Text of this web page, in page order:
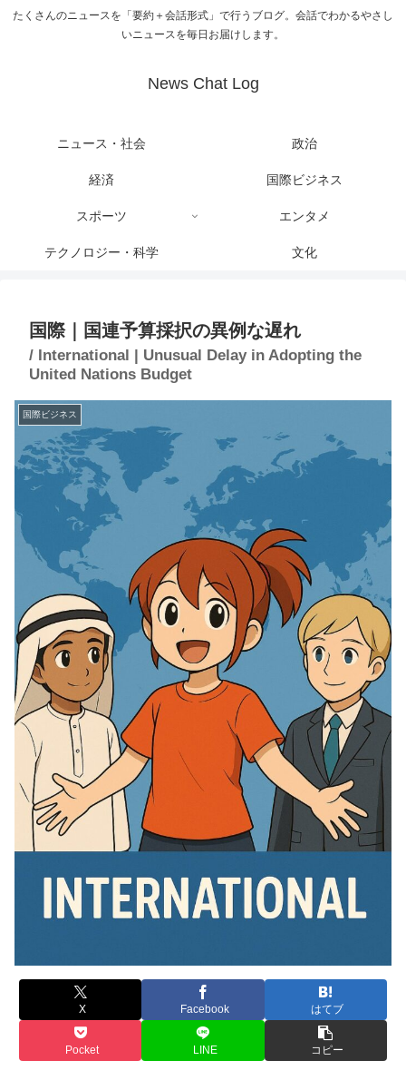
たくさんのニュースを「要約＋会話形式」で行うブログ。会話でわかるやさし
いニュースを毎日お届けします。
News Chat Log
ニュース・社会 政治
経済 国際ビジネス
スポーツ エンタメ
テクノロジー・科学 文化
国際｜国連予算採択の異例な遅れ
/ International | Unusual Delay in Adopting the
United Nations Budget
国際ビジネス
X Facebook はてブ
Pocket LINE コピー